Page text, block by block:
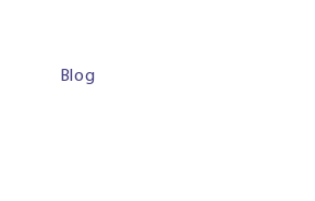
Blog